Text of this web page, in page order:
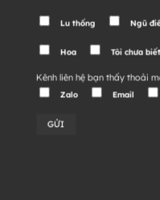
Lu thống Ngũ
Hoa Tôi chưa biết
Kênh liên hệ bạn thấy thoải
Zalo Email